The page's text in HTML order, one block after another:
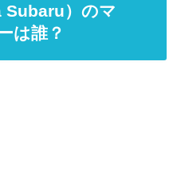
Subaru）のマ
は誰？